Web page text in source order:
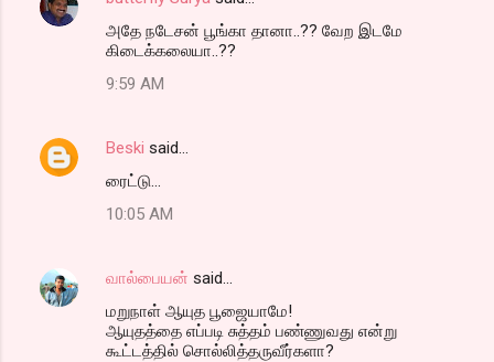
அதே நடேசன் பூங்கா தானா..?? வேற இடமே
கிடைக்கலையா..??
9:59 AM
Beski said…
ரைட்டு...
10:05 AM
வால்பையன் said…
மறுநாள் ஆயுத பூஜையாமே!
ஆயுதத்தை எப்படி சுத்தம் பண்ணுவது என்று
கூட்டத்தில் சொல்லித்தருவீர்களா?